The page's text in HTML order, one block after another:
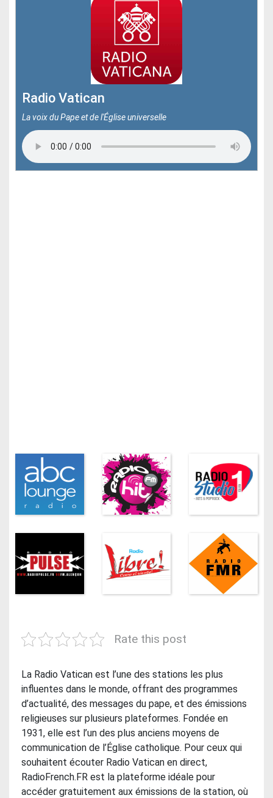
Radio Vatican
La voix du Pape et de l'Église universelle
Rate this post
La Radio Vatican est l’une des stations les plus
influentes dans le monde, offrant des programmes
d’actualité, des messages du pape, et des émissions
religieuses sur plusieurs plateformes. Fondée en
1931, elle est l’un des plus anciens moyens de
communication de l’Église catholique. Pour ceux qui
souhaitent écouter Radio Vatican en direct,
RadioFrench.FR est la plateforme idéale pour
accéder gratuitement aux émissions de la station, où